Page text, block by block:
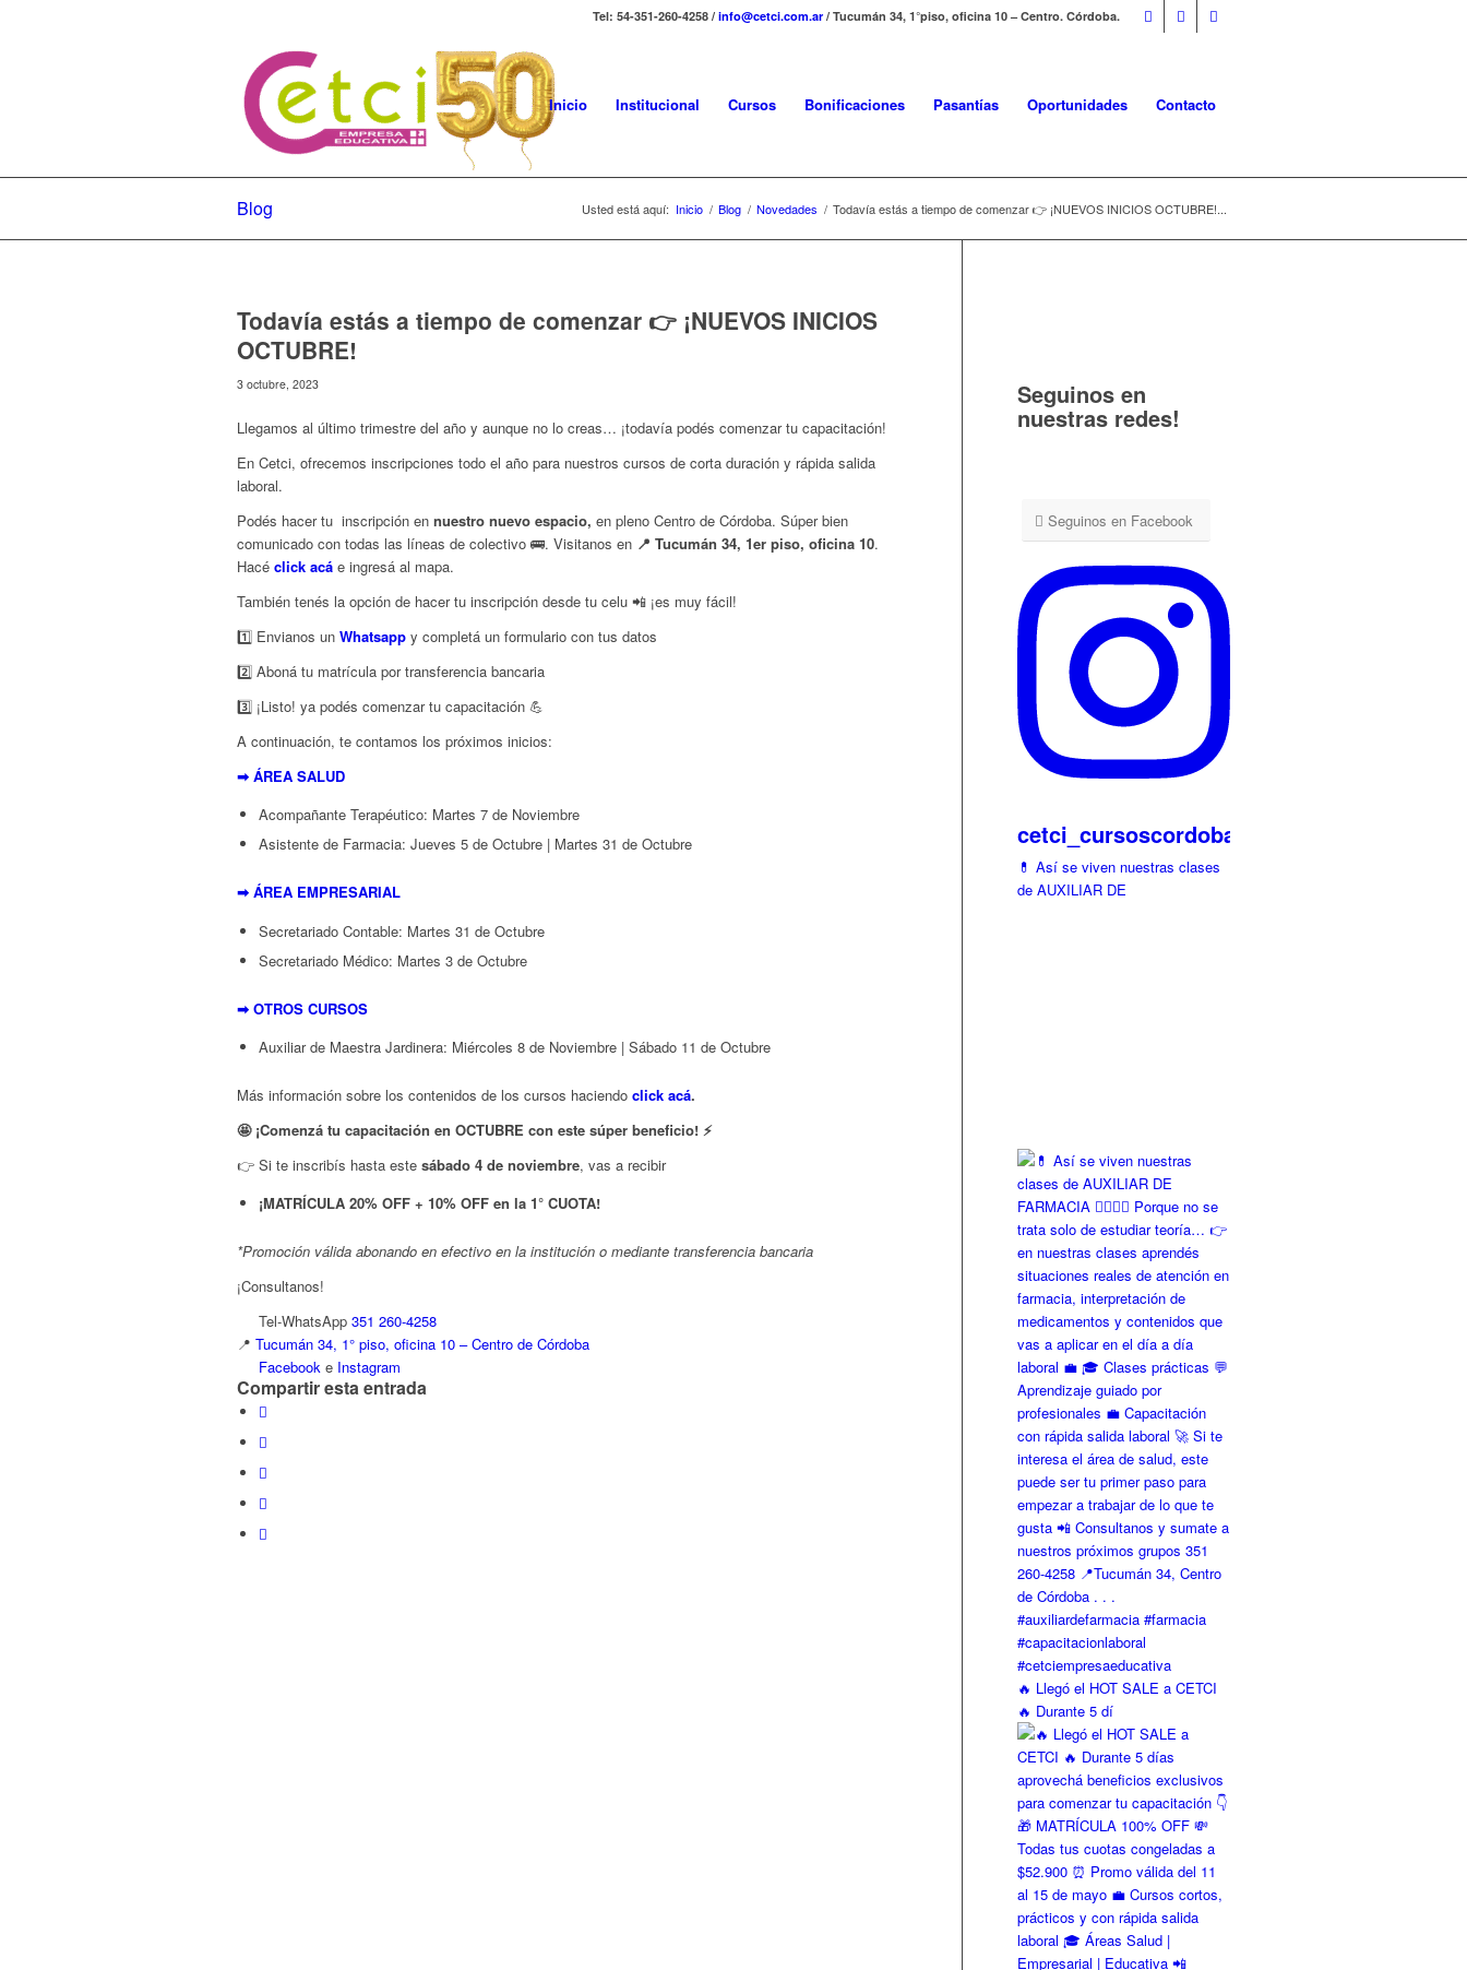
Tel: 54-351-260-4258 / info@cetci.com.ar / Tucumán 34, 1°piso, oficina 10 – Centro. Córdoba.
Inicio Institucional Cursos Bonificaciones Pasantías Oportunidades Contacto
Blog Usted está aquí: Inicio / Blog / Novedades / Todavía estás a tiempo de comenzar 👉 ¡NUEVOS INICIOS OCTUBRE!...
Todavía estás a tiempo de comenzar 👉 ¡NUEVOS INICIOS
OCTUBRE!
3 octubre, 2023
Llegamos al último trimestre del año y aunque no lo creas… ¡todavía podés comenzar tu capacitación!
En Cetci, ofrecemos inscripciones todo el año para nuestros cursos de corta duración y rápida salida
laboral.
Podés hacer tu inscripción en nuestro nuevo espacio, en pleno Centro de Córdoba. Súper bien
comunicado con todas las líneas de colectivo 🚌. Visitanos en 📍 Tucumán 34, 1er piso, oficina 10.
Hacé click acá e ingresá al mapa.
También tenés la opción de hacer tu inscripción desde tu celu 📲 ¡es muy fácil!
1️⃣ Envianos un Whatsapp y completá un formulario con tus datos
2️⃣ Aboná tu matrícula por transferencia bancaria
3️⃣ ¡Listo! ya podés comenzar tu capacitación 💪
A continuación, te contamos los próximos inicios:
➡ ÁREA SALUD
Acompañante Terapéutico: Martes 7 de Noviembre
Asistente de Farmacia: Jueves 5 de Octubre | Martes 31 de Octubre
➡ ÁREA EMPRESARIAL
Secretariado Contable: Martes 31 de Octubre
Secretariado Médico: Martes 3 de Octubre
➡ OTROS CURSOS
Auxiliar de Maestra Jardinera: Miércoles 8 de Noviembre | Sábado 11 de Octubre
Más información sobre los contenidos de los cursos haciendo click acá.
🤩 ¡Comenzá tu capacitación en OCTUBRE con este súper beneficio! ⚡
👉 Si te inscribís hasta este sábado 4 de noviembre, vas a recibir
¡MATRÍCULA 20% OFF + 10% OFF en la 1° CUOTA!
*Promoción válida abonando en efectivo en la institución o mediante transferencia bancaria
¡Consultanos!
Tel-WhatsApp 351 260-4258
📍 ️Tucumán 34, 1° piso, oficina 10 – Centro de Córdoba
Facebook e Instagram
Compartir esta entrada
Seguinos en
nuestras redes!
Seguinos en Facebook
cetci_cursoscordoba
💊 Así se viven nuestras clases
de AUXILIAR DE
🔥 Llegó el HOT SALE a CETCI
🔥 Durante 5 dí